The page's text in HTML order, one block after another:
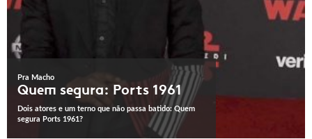
Pra Macho
Quem segura: Ports 1961
Dois atores e um terno que não passa batido: Quem
segura Ports 1961?